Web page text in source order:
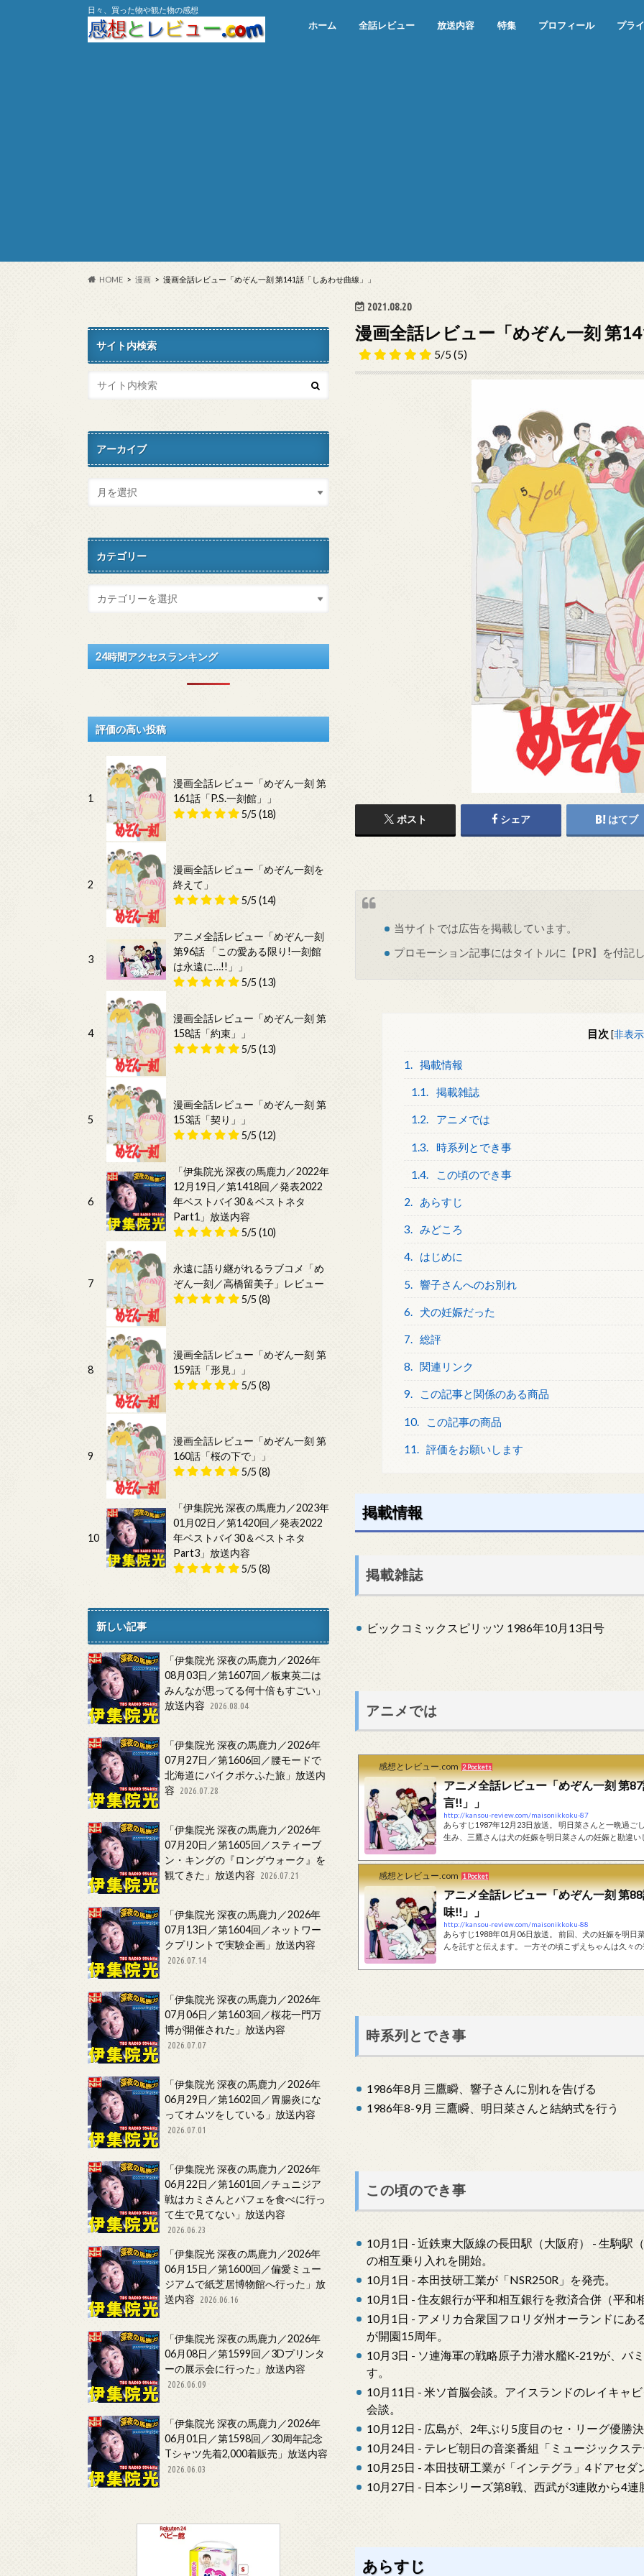
日々、買った物や観た物の感想
ホーム 全話レビュー 放送内容 特集 プロフィール プラ
HOME 漫画 漫画全話レビュー「めぞん一刻 第141話「しあわせ曲線」」
2021.08.20
漫画全話レビュー「めぞん一刻 第
5/5 (5)
ポスト シェア はてブ
当サイトでは広告を掲載しています。
プロモーション記事にはタイトルに【PR】を付記
目次 [非表示
1. 掲載情報
1.1. 掲載雑誌
1.2. アニメでは
1.3. 時系列とでき事
1.4. この頃のでき事
2. あらすじ
3. みどころ
4. はじめに
5. 響子さんへのお別れ
6. 犬の妊娠だった
7. 総評
8. 関連リンク
9. この記事と関係のある商品
10. この記事の商品
11. 評価をお願いします
掲載情報
掲載雑誌
ビックコミックスピリッツ 1986年10月13日号
アニメでは
感想とレビュー.com 2 Pockets
アニメ全話レビュー「めぞん一刻 第
言!!」」
http://kansou-review.com/maisonikkoku-87
あらすじ1987年12月23日放送。 明日菜さんと一晩過
生み、三鷹さんは犬の妊娠を明日菜さんの妊娠と勘違
ゃんも帰ることになり、キャバレーで送別会をします
とに、犬の妊娠だと知りますが時既に遅し。 後...
感想とレビュー.com 1 Pocket
アニメ全話レビュー「めぞん一刻 第
味!!」」
http://kansou-review.com/maisonikkoku-88
あらすじ1988年01月06日放送。 前回、犬の妊娠を明
んを託すと伝えます。 一方その頃こずえちゃんは久々
ロポーズされたことを五代君に相談したかったのです
時系列とでき事
1986年8月 三鷹瞬、響子さんに別れを告げる
1986年8-9月 三鷹瞬、明日菜さんと結納式を行う
この頃のでき事
10月1日 - 近鉄東大阪線の長田駅（大阪府） - 生駒駅
の相互乗り入れを開始。
10月1日 - 本田技研工業が「NSR250R」を発売。
10月1日 - 住友銀行が平和相互銀行を救済合併（平和
10月1日 - アメリカ合衆国フロリダ州オーランドに
が開園15周年。
10月3日 - ソ連海軍の戦略原子力潜水艦K-219が、バ
す。
10月11日 - 米ソ首脳会談。アイスランドのレイキャ
会談。
10月12日 - 広島が、2年ぶり5度目のセ・リーグ優勝
10月24日 - テレビ朝日の音楽番組「ミュージックス
10月25日 - 本田技研工業が「インテグラ」4ドアセダ
10月27日 - 日本シリーズ第8戦、西武が3連敗から4連
あらすじ
サイト内検索
アーカイブ
カテゴリー
24時間アクセスランキング
評価の高い投稿
1
漫画全話レビュー「めぞん一刻 第
161話「P.S.一刻館」」
5/5 (18)
2
漫画全話レビュー「めぞん一刻を
終えて」
5/5 (14)
3
アニメ全話レビュー「めぞん一刻
第96話 「この愛ある限り!一刻館
は永遠に…!!」」
5/5 (13)
4
漫画全話レビュー「めぞん一刻 第
158話「約束」」
5/5 (13)
5
漫画全話レビュー「めぞん一刻 第
153話「契り」」
5/5 (12)
6
「伊集院光 深夜の馬鹿力／2022年
12月19日／第1418回／発表2022
年ベストバイ30＆ベストネタ
Part1」放送内容
5/5 (10)
7
永遠に語り継がれるラブコメ「め
ぞん一刻／高橋留美子」レビュー
5/5 (8)
8
漫画全話レビュー「めぞん一刻 第
159話「形見」」
5/5 (8)
9
漫画全話レビュー「めぞん一刻 第
160話「桜の下で」」
5/5 (8)
10
「伊集院光 深夜の馬鹿力／2023年
01月02日／第1420回／発表2022
年ベストバイ30＆ベストネタ
Part3」放送内容
5/5 (8)
新しい記事
「伊集院光 深夜の馬鹿力／2026年
08月03日／第1607回／板東英二は
みんなが思ってる何十倍もすごい」
放送内容
2026.08.04
「伊集院光 深夜の馬鹿力／2026年
07月27日／第1606回／腰モードで
北海道にバイクポケふた旅」放送内
容
2026.07.28
「伊集院光 深夜の馬鹿力／2026年
07月20日／第1605回／スティーブ
ン・キングの『ロングウォーク』を
観てきた」放送内容
2026.07.21
「伊集院光 深夜の馬鹿力／2026年
07月13日／第1604回／ネットワー
クプリントで実験企画」放送内容
2026.07.14
「伊集院光 深夜の馬鹿力／2026年
07月06日／第1603回／桜花一門万
博が開催された」放送内容
2026.07.07
「伊集院光 深夜の馬鹿力／2026年
06月29日／第1602回／胃腸炎にな
ってオムツをしている」放送内容
2026.07.01
「伊集院光 深夜の馬鹿力／2026年
06月22日／第1601回／チュニジア
戦はカミさんとパフェを食べに行っ
て生で見てない」放送内容
2026.06.23
「伊集院光 深夜の馬鹿力／2026年
06月15日／第1600回／偏愛ミュー
ジアムで紙芝居博物館へ行った」放
送内容
2026.06.16
「伊集院光 深夜の馬鹿力／2026年
06月08日／第1599回／3Dプリンタ
ーの展示会に行った」放送内容
2026.06.09
「伊集院光 深夜の馬鹿力／2026年
06月01日／第1598回／30周年記念
Tシャツ先着2,000着販売」放送内容
2026.06.03